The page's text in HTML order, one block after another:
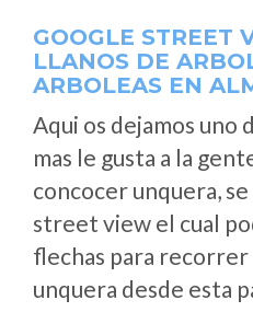
GOOGLE STREET
LLANOS DE
ARBOLEAS EN
Aqui os dejamos uno
mas le gusta a la
concocer unquera,
street view el cual
flechas para recorrer
unquera desde esta